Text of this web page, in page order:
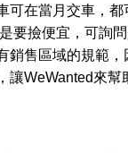
在當月交車，
要撿便宜，可詢
銷售區域的規範
讓WeWanted來幫